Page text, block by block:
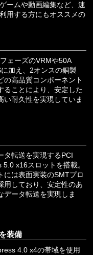
ームや動画編集など、速
用する方にもオススメの
ェーズのVRMや50A
加え、2オンスの銅製
の高品質コンポーネント
ることにより、安定した
い耐久性を実現していま
タ転送を実現するPCI
5.0 x16スロットを搭載。
には表面実装のSMTプロ
用しており、安定性のあ
データ転送を実現しま
装備
4.0 x4の帯域を使用